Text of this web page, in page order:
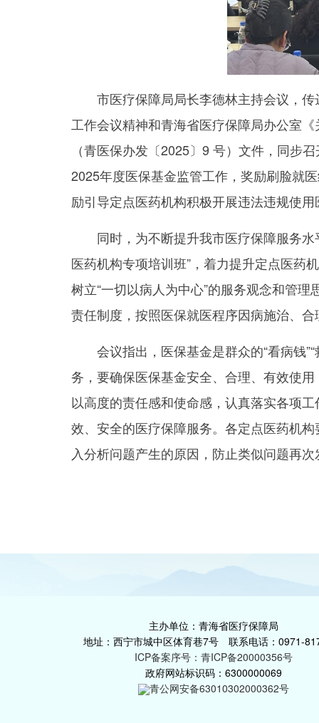
市医疗保障局局长李德林主持会议，传
工作会议精神和青海省医疗保障局办公室
（青医保办发〔2025〕9 号）文件，同步
2025年度医保基金监管工作，奖励刷脸就
励引导定点医药机构积极开展违法违规使
同时，为不断提升我市医疗保障服务水
医药机构专项培训班”，着力提升定点医药
树立“一切以病人为中心”的服务观念和管
责任制度，按照医保就医程序因病施治、
会议指出，医保基金是群众的“看病钱”“
务，要确保医保基金安全、合理、有效使
以高度的责任感和使命感，认真落实各项
效、安全的医疗保障服务。各定点医药机
入分析问题产生的原因，防止类似问题再
主办单位：青海省医疗保障局
地址：西宁市城中区体育巷7号 联系电话：0971-
ICP备案序号：青ICP备20000356号
政府网站标识码：6300000069
青公网安备63010302000362号